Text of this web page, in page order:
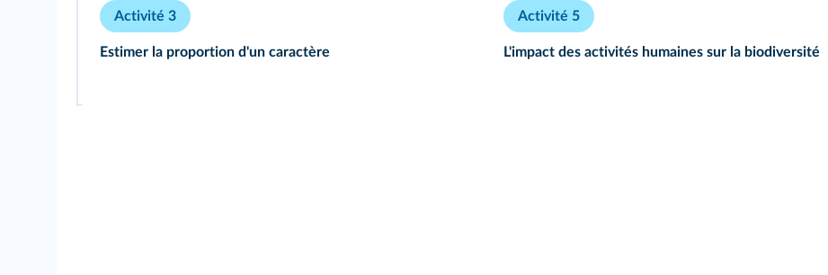
Activité 3
Estimer la proportion d'un caractère
Activité 5
L'impact des activités humaines sur la biodiversité